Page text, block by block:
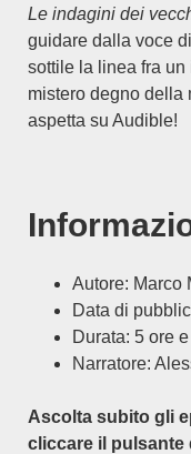
Le indagini dei
guidare dalla voce
sottile la linea fra
mistero degno della
aspetta su Audible!
Autore: Marco
Data di
Durata: 5 ore
Narratore:
Ascolta subito gli
cliccare il pulsante